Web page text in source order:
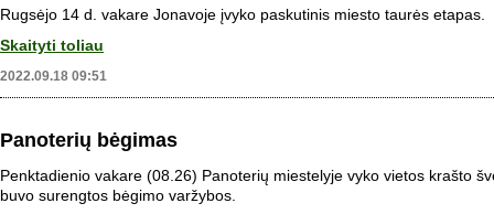
Rugsėjo 14 d. vakare Jonavoje įvyko paskutinis miesto taurės etapas.
Skaityti toliau
2022.09.18 09:51
Panoterių bėgimas
Penktadienio vakare (08.26) Panoterių miestelyje vyko vietos krašto
buvo surengtos bėgimo varžybos.